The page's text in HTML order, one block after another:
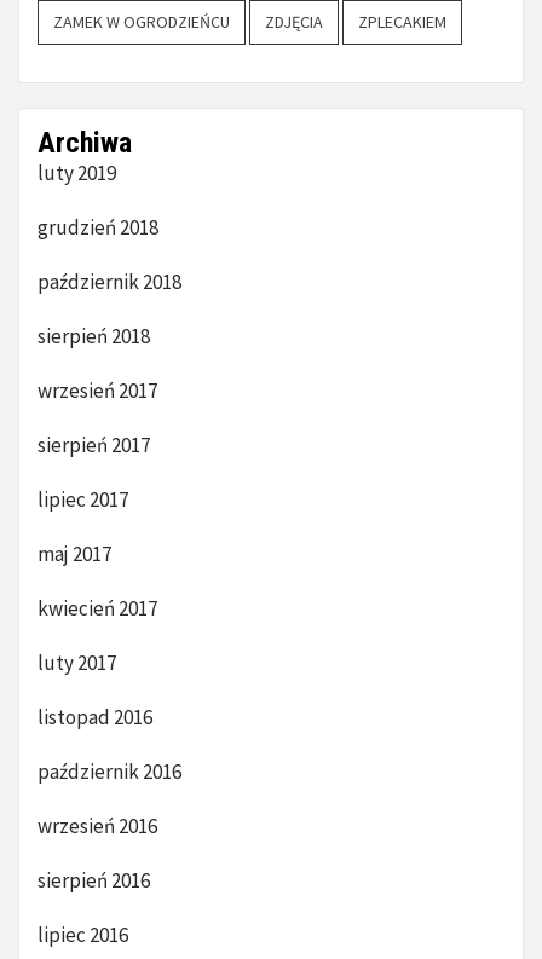
ZAMEK W OGRODZIEŃCU ZDJĘCIA ZPLECAKIEM
Archiwa
luty 2019
grudzień 2018
październik 2018
sierpień 2018
wrzesień 2017
sierpień 2017
lipiec 2017
maj 2017
kwiecień 2017
luty 2017
listopad 2016
październik 2016
wrzesień 2016
sierpień 2016
lipiec 2016